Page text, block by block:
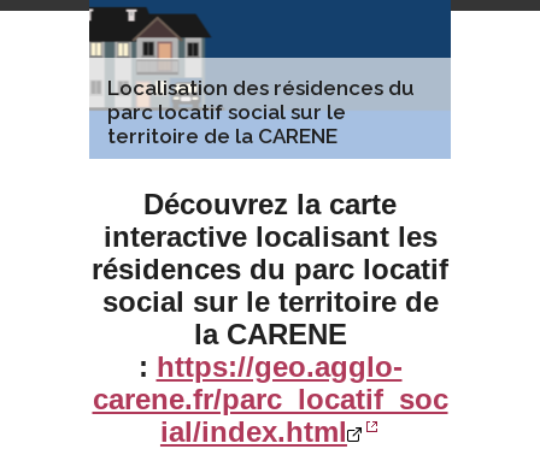
Localisation des résidences du
parc locatif social sur le
territoire de la CARENE
Découvrez la carte
interactive localisant les
résidences du parc locatif
social sur le territoire de
la CARENE
: https://geo.agglo-
carene.fr/parc_locatif_soc
ial/index.html